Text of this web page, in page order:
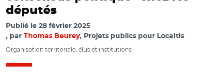
députés
Publié le 28 février 2025
par Thomas Beurey, Projets publics pour Localtis
Organisation territoriale, élus et institutions